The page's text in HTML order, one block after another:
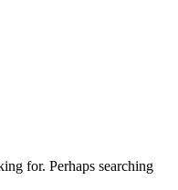
for. Perhaps searching